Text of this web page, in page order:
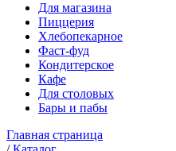
Для магазина
Пиццерия
Хлебопекарное
Фаст-фуд
Кондитерское
Кафе
Для столовых
Бары и пабы
Главная страница